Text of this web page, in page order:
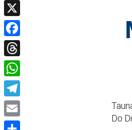
Do
X
Facebook
Threads
WhatsApp
Telegram
Email